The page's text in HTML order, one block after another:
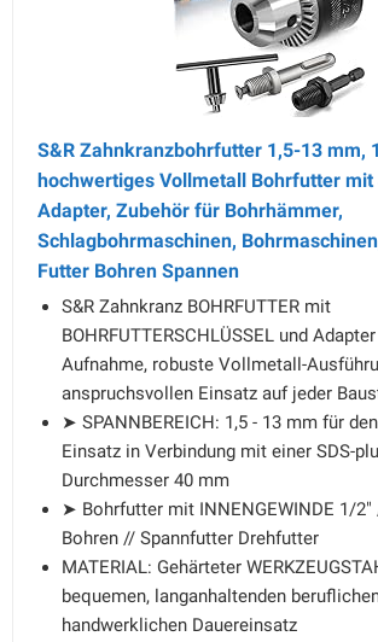
S&R Zahnkranzbohrfutter 1,5-13 mm,
hochwertiges Vollmetall Bohrfutter mit
Adapter, Zubehör für Bohrhämmer,
Schlagbohrmaschinen,
Futter Bohren Spannen
S&R Zahnkranz BOHRFUTTER mit
BOHRFUTTERSCHLÜSSEL und
Aufnahme, robuste Vollmetall-
anspruchsvollen Einsatz auf jeder
➤ SPANNBEREICH: 1,5 - 13 mm für
Einsatz in Verbindung mit einer SDS-
Durchmesser 40 mm
➤ Bohrfutter mit INNENGEWINDE 1/2"
Bohren // Spannfutter Drehfutter
MATERIAL: Gehärteter
bequemen, langanhaltenden
handwerklichen Dauereinsatz